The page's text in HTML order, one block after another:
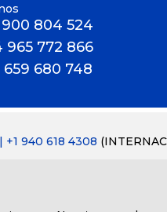
804 524
965 772 866
680 748
| +1 940 618 4308